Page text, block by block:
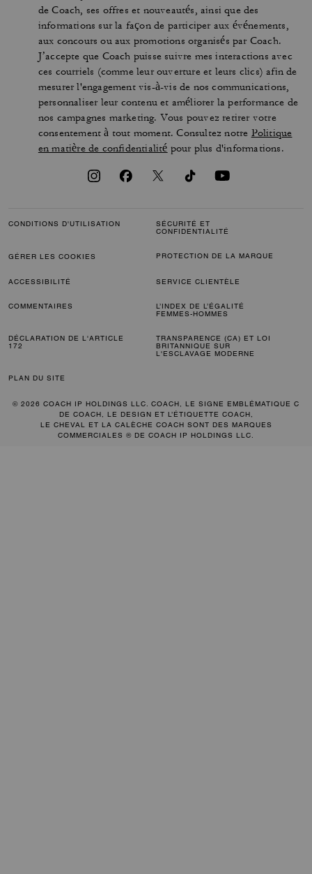
de Coach, ses offres et nouveautés, ainsi que des
informations sur la façon de participer aux événements,
aux concours ou aux promotions organisés par Coach.
J’accepte que Coach puisse suivre mes interactions avec
ces courriels (comme leur ouverture et leurs clics) afin de
mesurer l'engagement vis-à-vis de nos communications,
personnaliser leur contenu et améliorer la performance de
nos campagnes marketing. Vous pouvez retirer votre
consentement à tout moment. Consultez notre Politique
en matière de confidentialité pour plus d'informations.
CONDITIONS D'UTILISATION
SÉCURITÉ ET
CONFIDENTIALITÉ
GÉRER LES COOKIES PROTECTION DE LA MARQUE
ACCESSIBILITÉ SERVICE CLIENTÈLE
COMMENTAIRES
L’INDEX DE L’ÉGALITÉ
FEMMES-HOMMES
DÉCLARATION DE L'ARTICLE
172
TRANSPARENCE (CA) ET LOI
BRITANNIQUE SUR
L'ESCLAVAGE MODERNE
PLAN DU SITE
© 2026 COACH IP HOLDINGS LLC. COACH, LE SIGNE EMBLÉMATIQUE C
DE COACH, LE DESIGN ET L’ÉTIQUETTE COACH,
LE CHEVAL ET LA CALÈCHE COACH SONT DES MARQUES
COMMERCIALES ® DE COACH IP HOLDINGS LLC.